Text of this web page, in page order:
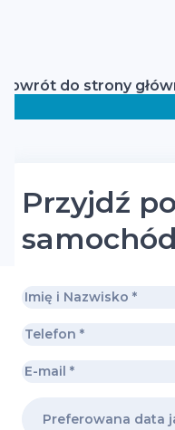
Powrót do strony
Przyjdź
samochód